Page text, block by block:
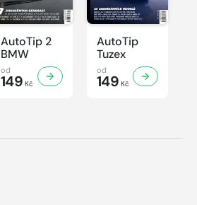
AutoTip 2
BMW
od
149 Kč
AutoTip
Tuzex
od
149 Kč